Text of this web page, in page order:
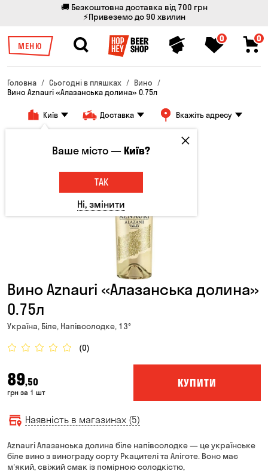
🚚 Безкоштовна доставка від 700 грн
⚡Привеземо до 90 хвилин
МЕНЮ
0 0
Головна Сьогодні в пляшках
Вино
Вино Aznauri «Алазанська долина» 0.75л
Київ Доставка Вкажіть адресу
Вино Aznauri «Алазанська долина»
0.75л
Україна, Біле, Напівсолодке, 13°
(0)
89,50
грн за 1 шт
КУПИТИ
Наявність в магазинах (5)
Aznauri Алазанська долина біле напівсолодке — це українське
біле вино з винограду сорту Ркацителі та Аліготе. Воно має
м'який, свіжий смак із помірною солодкістю,
Ваше місто —Київ?
ТАК
Ні, змінити